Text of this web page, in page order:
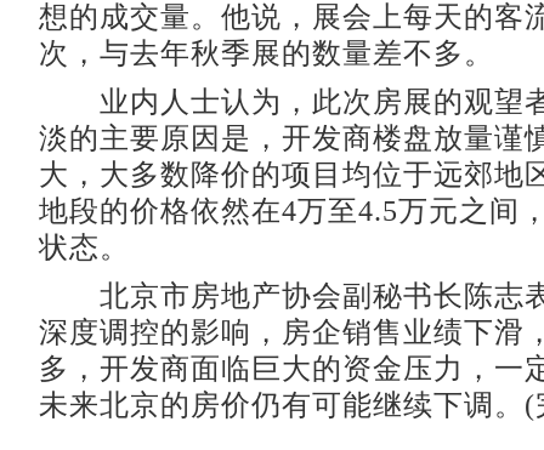
想的成交量。他说，展会上每天的客
次，与去年秋季展的数量差不多。
业内人士认为，此次房展的观望
淡的主要原因是，开发商楼盘放量谨
大，大多数降价的项目均位于远郊地
地段的价格依然在4万至4.5万元之间
状态。
北京市房地产协会副秘书长陈志
深度调控的影响，房企销售业绩下滑
多，开发商面临巨大的资金压力，一
未来北京的房价仍有可能继续下调。(